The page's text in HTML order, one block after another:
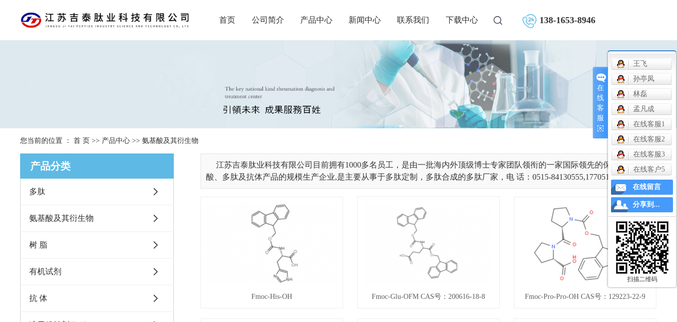
首页 公司简介 产品中心 新闻中心 联系我们 下载中心 138-1653-8946
您当前的位置 ：首 页 >> 产品中心 >>氨基酸及其衍生物
产品分类
多肽
氨基酸及其衍生物
树 脂
有机试剂
抗 体
江苏吉泰肽业科技有限公司目前拥有1000多名员工，是由一批海内外顶级博士专家团队领衔的一家国际领先的保护氨基
酸、多肽及抗体产品的规模生产企业,是主要从事于多肽定制，多肽合成的多肽厂家，电 话：0515-84130555,17705109088
Fmoc-His-OH Fmoc-Glu-OFM CAS号：200616-18-8 Fmoc-Pro-Pro-OH CAS号：129223-22-9
在
线
客
服
王飞
孙亭凤
林磊
孟凡成
在线客服1
在线客服2
在线客服3
在线客户5
在线留言
分享到...
扫描二维码